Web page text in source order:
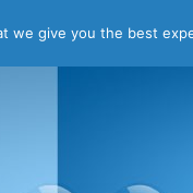
we give you the best